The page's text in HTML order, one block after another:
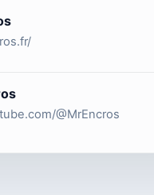
@MrEncros